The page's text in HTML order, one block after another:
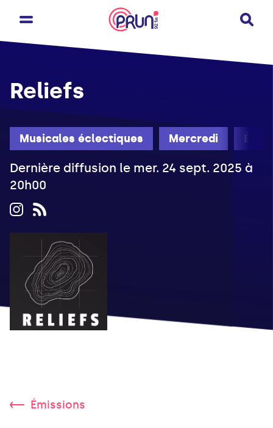
Musicales éclectiques Mercredi Été
Reliefs
Dernière diffusion le mer. 24 sept. 2025 à
20h00
Émissions